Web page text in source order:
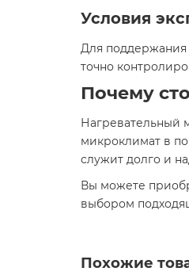
Условия
Для поддержания
точно
Почему
Нагревательный
микроклимат в
служит долго и
Вы можете
выбором
Похожие